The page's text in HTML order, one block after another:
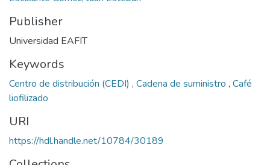
Publisher
Universidad EAFIT
Keywords
Centro de distribución (CEDI) , Cadena de suministro , Café
liofilizado
URI
https://hdl.handle.net/10784/30189